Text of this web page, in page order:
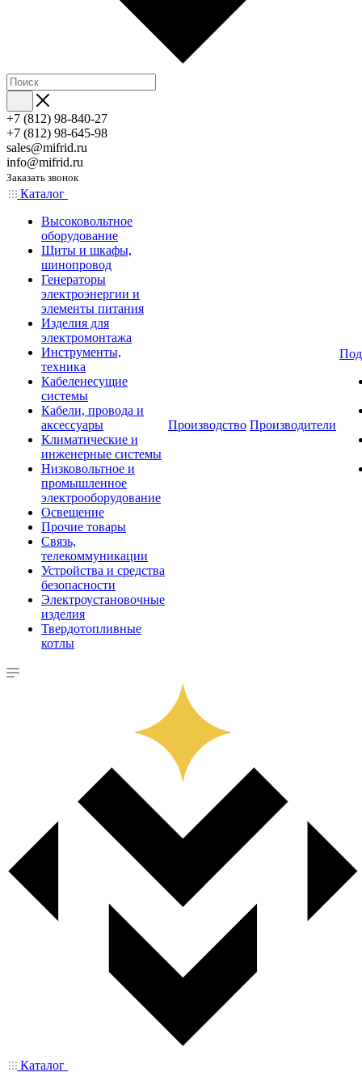
+7 (812) 98-840-27
+7 (812) 98-645-98
sales@mifrid.ru
info@mifrid.ru
Заказать звонок
Каталог
Высоковольтное
оборудование
Щиты и шкафы,
шинопровод
Генераторы
электроэнергии и
элементы питания
Изделия для
электромонтажа
Инструменты,
техника
Кабеленесущие
системы
Кабели, провода и
аксессуары
Климатические и
инженерные системы
Низковольтное и
промышленное
электрооборудование
Освещение
Прочие товары
Связь,
телекоммуникации
Устройства и средства
безопасности
Электроустановочные
изделия
Твердотопливные
котлы
Производство Производители
Каталог